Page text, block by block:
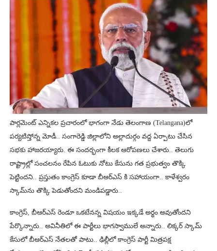
పార్లమెంట్ ఎన్నికల ప్రచారంలో భాగంగా నేడు తెలంగాణ (Telangana)లో
పర్యటిస్తోన్న మోడీ.. సంగారెడ్డి జిల్లాలోని అల్లాదుర్గం వద్ద ఏర్పాటు చేసిన
సభకు హాజరయ్యారు. ఈ సందర్భంగా కీలక ఆరోపణలు చేశారు.. తెలుగు
రాష్ట్రాల్లో సంచలనం రేపిన ఓటుకు నోటు కేసును గత ప్రభుత్వం తొక్కి
పెట్టిందని.. ప్రస్తుతం కాంగ్రెస్ కూడా బీఆర్ఎస్ కి సహాయంగా.. కాళేశ్వరం
స్కామ్‌ను తొక్కి పెడుతోందని మండిపడ్డారు..
కాంగ్రెస్, బీఆర్ఎస్ రెండూ ఒకటేనన్న విషయం ఇక్కడే అర్థం అవుతోందని
పేర్కొన్నారు.. అవినీతిలో ఈ పార్టీలు భాగస్వాములే అన్నారు.. లిక్కర్ స్కామ్
కేసులో బీఆర్ఎస్ నేతలతో పాటు.. ఢిల్లీలో కాంగ్రెస్ పార్టీ మిత్రపక్ష